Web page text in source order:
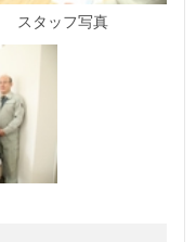
スタッフ写真